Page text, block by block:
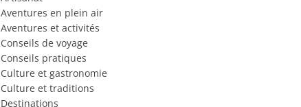
Aventures en plein air
Aventures et activités
Conseils de voyage
Conseils pratiques
Culture et gastronomie
Culture et traditions
Destinations